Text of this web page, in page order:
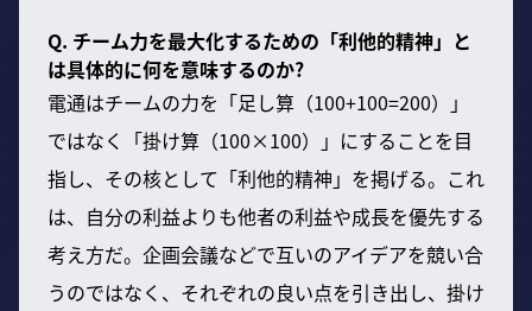
Q. チーム力を最大化するための「利他的精神」と
は具体的に何を意味するのか?
電通はチームの力を「足し算（100+100=200）」
ではなく「掛け算（100×100）」にすることを目
指し、その核として「利他的精神」を掲げる。これ
は、自分の利益よりも他者の利益や成長を優先する
考え方だ。企画会議などで互いのアイデアを競い合
うのではなく、それぞれの良い点を引き出し、掛け